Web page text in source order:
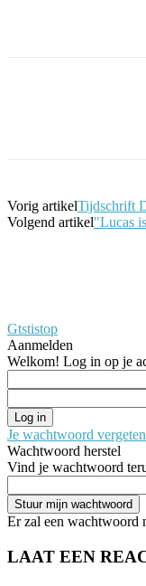
Vorig artikelTijdschrift
Volgend artikel"Lucas
Gtstistop
Aanmelden
Welkom! Log in op je
Je wachtwoord
Wachtwoord herstel
Vind je wachtwoord
Er zal een wachtwoord
LAAT EEN